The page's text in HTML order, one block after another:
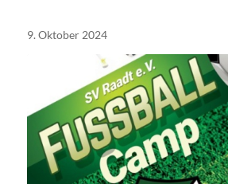
9. Oktober 2024